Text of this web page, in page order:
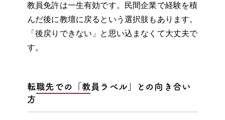
教員免許は一生有効です。民間企業で経験を積
んだ後に教壇に戻るという選択肢もあります。
「後戻りできない」と思い込まなくて大丈夫で
す。
転職先での「教員ラベル」との向き合い
方